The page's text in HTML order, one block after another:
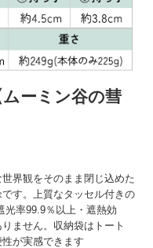
ーミン谷の彗
界観をそのまま閉じ込めた
す。上質なタッセル付きの
光率99.9％以上・遮熱効
ません。収納袋はトート
が実感できます